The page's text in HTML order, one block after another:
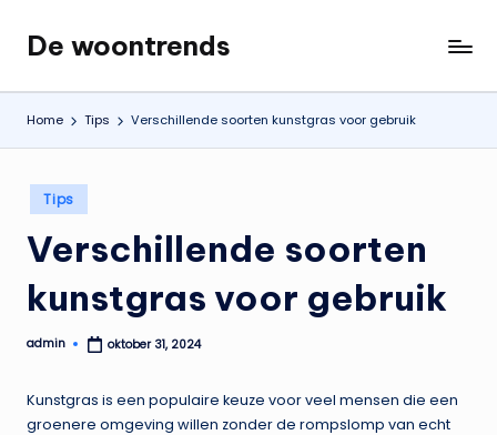
de
inhoud
De woontrends
Interieur
en
lifestyle
Home Tips Verschillende soorten kunstgras voor gebruik
Geplaatst
in
Tips
Verschillende soorten
kunstgras voor gebruik
Geplaatst
admin oktober 31, 2024
Kunstgras is een populaire keuze voor veel mensen die een
groenere omgeving willen zonder de rompslomp van echt